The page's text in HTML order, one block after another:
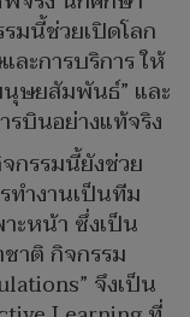
มนี้ช่วยเปิดโลก
ละการบริการ ให้
นุษยสัมพันธ์” และ
รบินอย่างแท้จริง
กรรมนี้ยังช่วย
ทำงานเป็นทีม
ะหน้า ซึ่งเป็น
าติ กิจกรรม
จึงเป็น